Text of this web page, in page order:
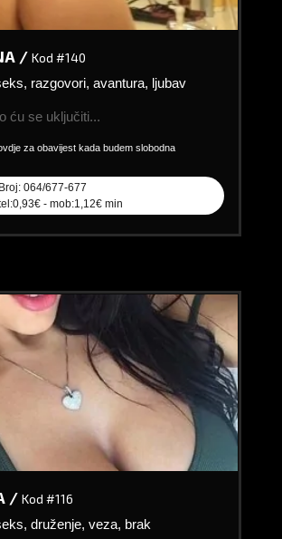
/ Kod #140
razgovori, avantura, ljubav
ću se uključiti...
za obavijest kada budem slobodna
Broj: 064/677-677
- mob:1,12€ min
/ Kod #116
druženje, veza, brak